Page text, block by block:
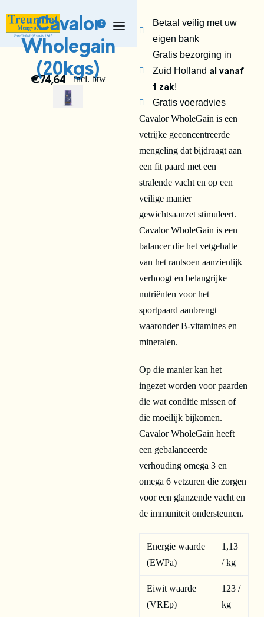
0
Cavalor
Wholegain
(20kgs)
€74,64 incl. btw
Cavalor WholeGain is een
vetrijke geconcentreerde
mengeling dat bijdraagt aan
een fit paard met een
stralende vacht en op een
veilige manier
gewichtsaanzet stimuleert.
Cavalor WholeGain is een
balancer die het vetgehalte
van het rantsoen aanzienlijk
verhoogt en belangrijke
nutriënten voor het
sportpaard aanbrengt
waaronder B-vitamines en
mineralen.
Op die manier kan het
ingezet worden voor paarden
die wat conditie missen of
die moeilijk bijkomen.
Cavalor WholeGain heeft
een gebalanceerde
verhouding omega 3 en
omega 6 vetzuren die zorgen
voor een glanzende vacht en
de immuniteit ondersteunen.
Energie waarde
(EWPa)
1,13
/ kg
Eiwit waarde
(VREp)
123 /
kg
Betaal veilig met uw
eigen bank
Gratis bezorging in
Zuid Holland al vanaf
1 zak!
Gratis voeradvies